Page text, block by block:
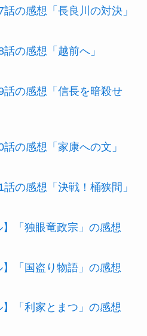
話の感想「長良川の対決」
話の感想「越前へ」
話の感想「信長を暗殺せ
話の感想「家康への文」
話の感想「決戦！桶狭間」
】「独眼竜政宗」の感想
】「国盗り物語」の感想
】「利家とまつ」の感想